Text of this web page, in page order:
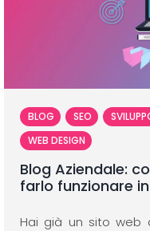
BLOG SEO
WEB DESIGN
Blog Aziendale:
farlo funzionare
Hai già un sito web